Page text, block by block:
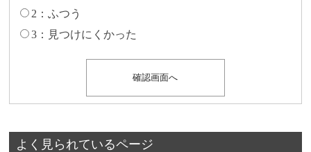
2：ふつう
3：見つけにくかった
よく見られているページ